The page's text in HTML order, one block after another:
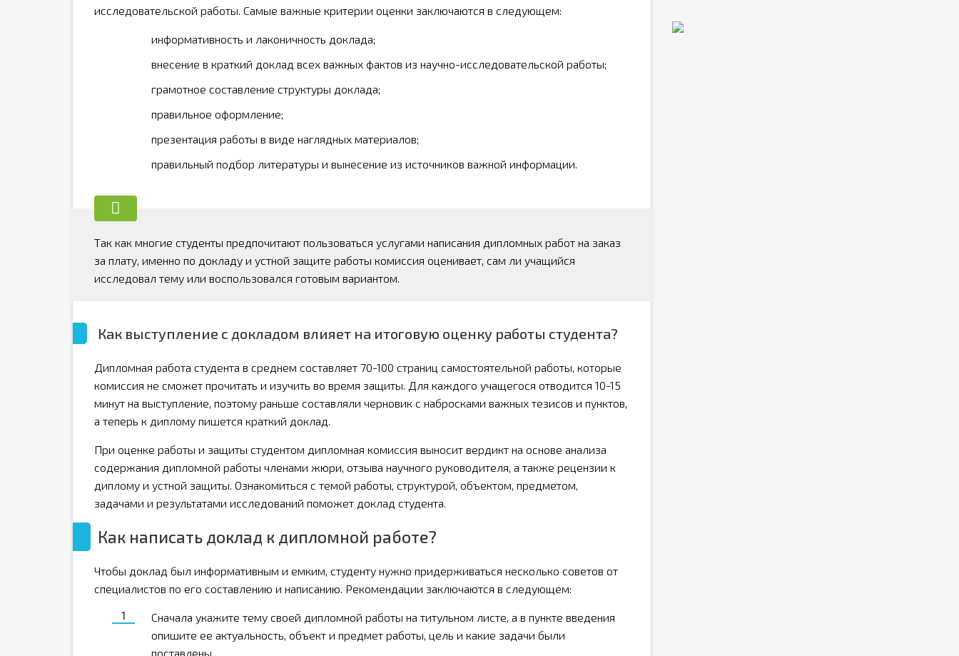
исследовательской работы. Самые важные критерии оценки заключаются в следующем:
информативность и лаконичность доклада;
внесение в краткий доклад всех важных фактов из научно-исследовательской работы;
грамотное составление структуры доклада;
правильное оформление;
презентация работы в виде наглядных материалов;
правильный подбор литературы и вынесение из источников важной информации.
Так как многие студенты предпочитают пользоваться услугами написания дипломных работ на заказ
за плату, именно по докладу и устной защите работы комиссия оценивает, сам ли учащийся
исследовал тему или воспользовался готовым вариантом.
Как выступление с докладом влияет на итоговую оценку работы студента?
Дипломная работа студента в среднем составляет 70-100 страниц самостоятельной работы, которые
комиссия не сможет прочитать и изучить во время защиты. Для каждого учащегося отводится 10-15
минут на выступление, поэтому раньше составляли черновик с набросками важных тезисов и пунктов,
а теперь к диплому пишется краткий доклад.
При оценке работы и защиты студентом дипломная комиссия выносит вердикт на основе анализа
содержания дипломной работы членами жюри, отзыва научного руководителя, а также рецензии к
диплому и устной защиты. Ознакомиться с темой работы, структурой, объектом, предметом,
задачами и результатами исследований поможет доклад студента.
Как написать доклад к дипломной работе?
Чтобы доклад был информативным и емким, студенту нужно придерживаться несколько советов от
специалистов по его составлению и написанию. Рекомендации заключаются в следующем:
Сначала укажите тему своей дипломной работы на титульном листе, а в пункте введения
опишите ее актуальность, объект и предмет работы, цель и какие задачи были
поставлены.